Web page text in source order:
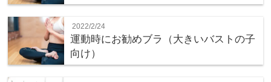
2022/2/24
運動時にお勧めブラ（大きいバストの子
向け）